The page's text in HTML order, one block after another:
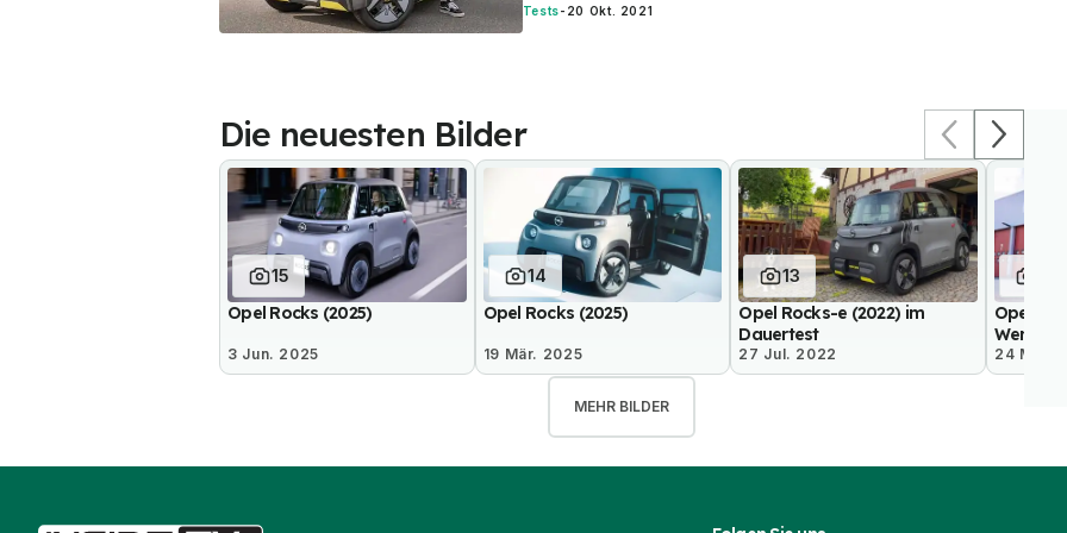
Tests- 20 Okt. 2021
Die neuesten Bilder
15
Opel Rocks (2025)
3 Jun. 2025
14
Opel Rocks (2025)
19 Mär. 2025
13
Opel Rocks-e (2022) im
Dauertest
27 Jul. 2022
Opel
24 Mai
MEHR BILDER